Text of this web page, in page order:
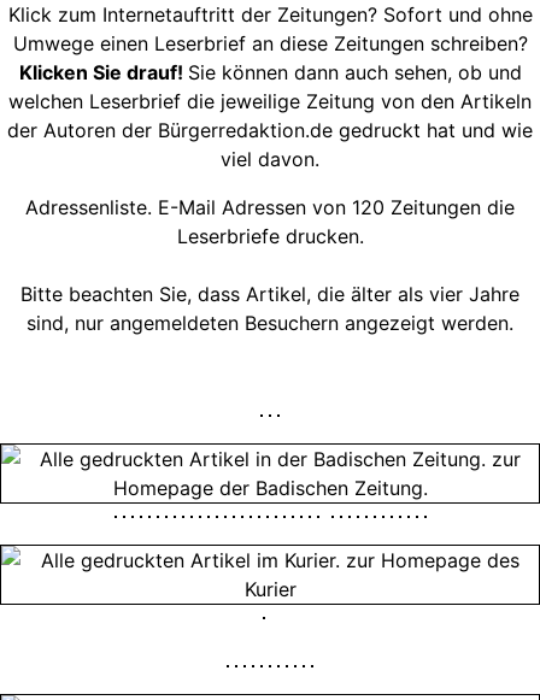
Klick zum Internetauftritt der Zeitungen? Sofort und ohne
Umwege einen Leserbrief an diese Zeitungen schreiben?
Klicken Sie drauf! Sie können dann auch sehen, ob und
welchen Leserbrief die jeweilige Zeitung von den Artikeln
der Autoren der Bürgerredaktion.de gedruckt hat und wie
viel davon.
Adressenliste. E-Mail Adressen von 120 Zeitungen die
Leserbriefe drucken.
Bitte beachten Sie, dass Artikel, die älter als vier Jahre
sind, nur angemeldeten Besuchern angezeigt werden.